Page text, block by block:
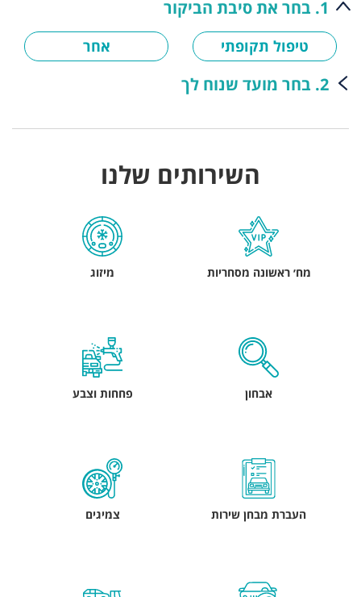
1. בחר את סיבת הביקור
טיפול תקופתי אחר
2. בחר מועד שנוח לך
השירותים שלנו
מח׳ ראשונה מסחריות מיזוג
אבחון פחחות וצבע
העברת מבחן שירות צמיגים